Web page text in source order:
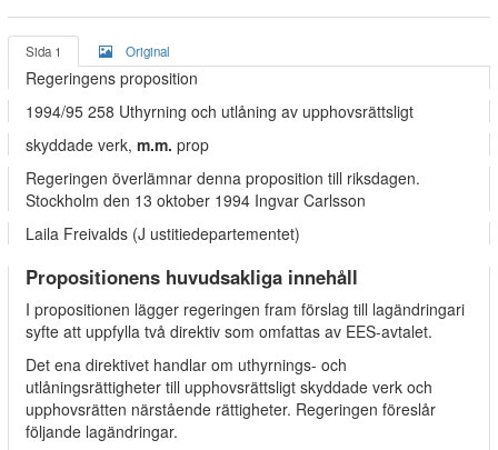
Sida 1 Original
Regeringens proposition
1994/95 258 Uthyrning och utlåning av upphovsrättsligt
skyddade verk, m.m. prop
Regeringen överlämnar denna proposition till riksdagen.
Stockholm den 13 oktober 1994 Ingvar Carlsson
Laila Freivalds (J ustitiedepartementet)
Propositionens huvudsakliga innehåll
I propositionen lägger regeringen fram förslag till lagändringari
syfte att uppfylla två direktiv som omfattas av EES-avtalet.
Det ena direktivet handlar om uthyrnings- och
utlåningsrättigheter till upphovsrättsligt skyddade verk och
upphovsrätten närstående rättigheter. Regeringen föreslår
följande lagändringar.